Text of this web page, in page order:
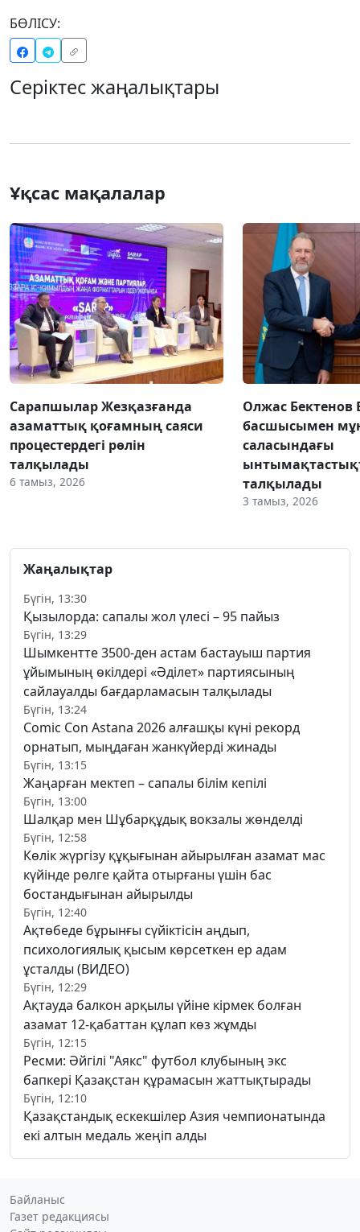
БӨЛІСУ:
Серіктес жаңалықтары
Ұқсас мақалалар
Сарапшылар Жезқазғанда
азаматтық қоғамның саяси
процестердегі рөлін
талқылады
6 тамыз, 2026
Олжас Бектенов
басшысымен
саласындағы
талқылады
3 тамыз, 2026
Жаңалықтар
Бүгін, 13:30
Қызылорда: сапалы жол үлесі – 95 пайыз
Бүгін, 13:29
Шымкентте 3500-ден астам бастауыш партия
ұйымының өкілдері «Әділет» партиясының
сайлауалды бағдарламасын талқылады
Бүгін, 13:24
Comic Con Astana 2026 алғашқы күні рекорд
орнатып, мыңдаған жанкүйерді жинады
Бүгін, 13:15
Жаңарған мектеп – сапалы білім кепілі
Бүгін, 13:00
Шалқар мен Шұбарқұдық вокзалы жөнделді
Бүгін, 12:58
Көлік жүргізу құқығынан айырылған азамат мас
күйінде рөлге қайта отырғаны үшін бас
бостандығынан айырылды
Бүгін, 12:40
Ақтөбеде бұрынғы сүйіктісін аңдып,
психологиялық қысым көрсеткен ер адам
ұсталды (ВИДЕО)
Бүгін, 12:29
Ақтауда балкон арқылы үйіне кірмек болған
азамат 12-қабаттан құлап көз жұмды
Бүгін, 12:15
Ресми: Әйгілі "Аякс" футбол клубының экс
бапкері Қазақстан құрамасын жаттықтырады
Бүгін, 12:10
Қазақстандық ескекшілер Азия чемпионатында
екі алтын медаль жеңіп алды
Байланыс
Газет редакциясы